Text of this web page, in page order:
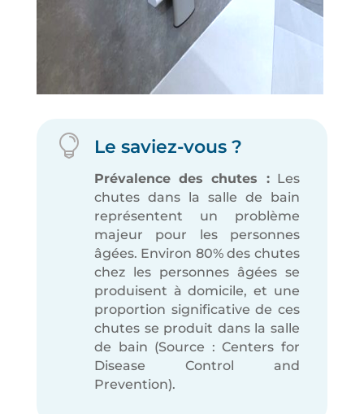
 Le saviez-vous ?
Prévalence des chutes :Les
chutes dans la salle de bain
représentent un problème
majeur pour les personnes
âgées. Environ 80% des chutes
chez les personnes âgées se
produisent à domicile, et une
proportion significative de ces
chutes se produit dans la salle
de bain (Source : Centers for
Disease Control and
Prevention).